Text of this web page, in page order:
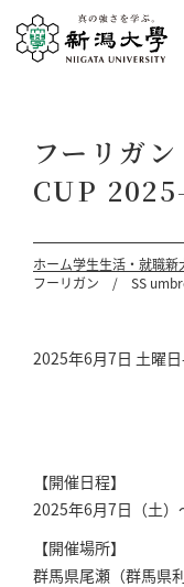
フーリ
CUP
ホーム学生生活・就職新
フーリガン / SS
2025年6月7日 土曜
【開催日程】
2025年6月7日（土）
【開催場所】
群馬県尾瀬（群馬県